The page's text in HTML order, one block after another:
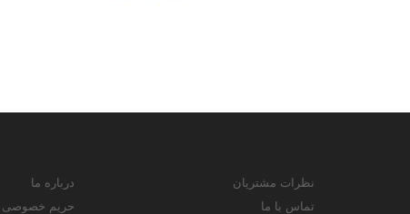
نظرات مشتریان
تماس با ما
درباره ما
حریم خصوصی